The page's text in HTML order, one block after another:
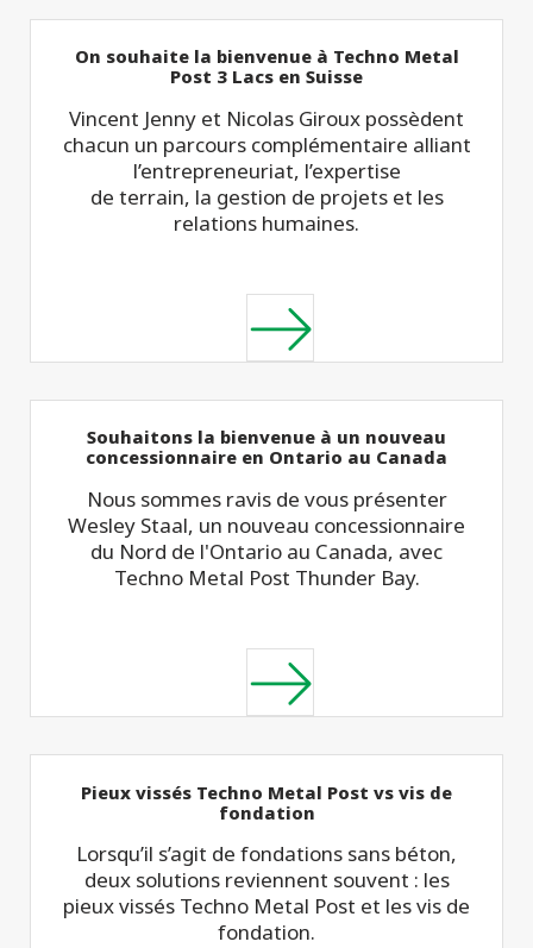
On souhaite la bienvenue à Techno Metal
Post 3 Lacs en Suisse
Vincent Jenny et Nicolas Giroux possèdent
chacun un parcours complémentaire alliant
l’entrepreneuriat, l’expertise
de terrain, la gestion de projets et les
relations humaines.
Souhaitons la bienvenue à un nouveau
concessionnaire en Ontario au Canada
Nous sommes ravis de vous présenter
Wesley Staal, un nouveau concessionnaire
du Nord de l'Ontario au Canada, avec
Techno Metal Post Thunder Bay.
Pieux vissés Techno Metal Post vs vis de
fondation
Lorsqu’il s’agit de fondations sans béton,
deux solutions reviennent souvent : les
pieux vissés Techno Metal Post et les vis de
fondation.